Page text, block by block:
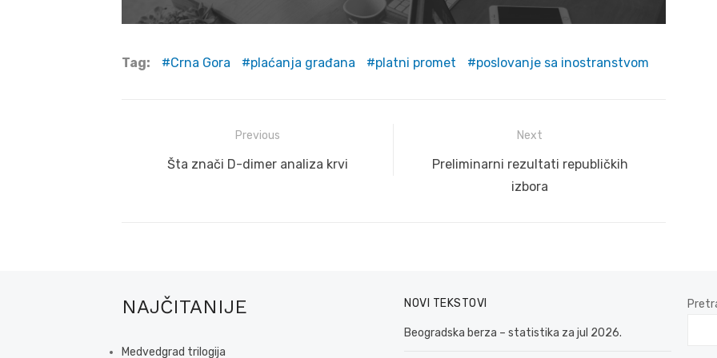
Tag: Crna Gora plaćanja građana platni promet poslovanje sa inostranstvom
navigation
Previous
Previous
Šta znači D-dimer analiza krvi
Next
Next
Preliminarni rezultati republičkih
izbora
NAJČITANIJE
Medvedgrad trilogija
NOVI TEKSTOVI
Beogradska berza – statistika za jul 2026.